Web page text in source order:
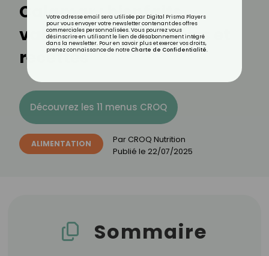
Calamar : bienfaits,
valeurs nutritionnelles et
recettes
Découvrez les 11 menus CROQ
ALIMENTATION Par CROQ Nutrition
Publié le 22/07/2025
Sommaire
Votre adresse email sera utilisée par Digital Prisma Players
pour vous envoyer votre newsletter contenant des offres
commerciales personnalisées. Vous pourrez vous
désinscrire en utilisant le lien de désabonnement intégré
dans la newsletter. Pour en savoir plus et exercer vos droits,
prenez connaissance de notre Charte de Confidentialité.